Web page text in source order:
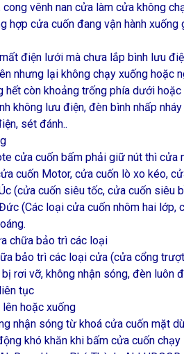
vênh nan cửa làm cửa không
hợp cửa cuốn đang vận hành
điện lưới mà chưa lắp bình lưu
nhưng lại không chạy xuống hoặc
còn khoảng trống phía dưới
không lưu điện, đèn bình nhấp
sét đánh..
cửa cuốn bấm phải giữ nút thì cửa
cuốn Motor, cửa cuốn lò xo kéo,
(cửa cuốn siêu tốc, cửa cuốn siêu
(Các loại cửa cuốn nhôm hai
chữa bảo trì các loại
bảo trì các loại cửa (cửa cổng
rơi vỡ, không nhận sóng, đèn luôn
tục
hoặc xuống
nhận sóng từ khoá cửa cuốn mặt
khó khăn khi bấm cửa cuốn chạy